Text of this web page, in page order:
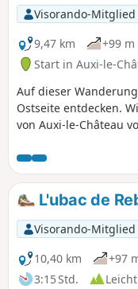
Visorando-Mitglied
9,47 km
+99 m
Start in Auxi-le-
Auf dieser
Ostseite entdecken.
von Auxi-le-Château
Kulturerbes ist.
Soldatenfriedhof, der
Krieges erinnert.
Aussicht auf das Tal
L'ubac de
Visorando-Mitglied
10,40 km
+97
3:15 Std.
Leicht